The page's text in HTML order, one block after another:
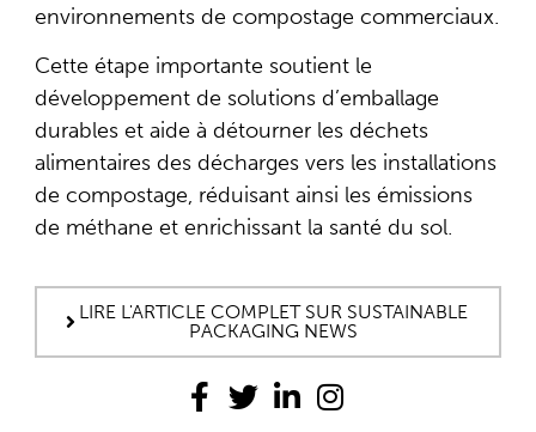
environnements de compostage commerciaux.
Cette étape importante soutient le
développement de solutions d’emballage
durables et aide à détourner les déchets
alimentaires des décharges vers les installations
de compostage, réduisant ainsi les émissions
de méthane et enrichissant la santé du sol.
LIRE L'ARTICLE COMPLET SUR SUSTAINABLE
PACKAGING NEWS